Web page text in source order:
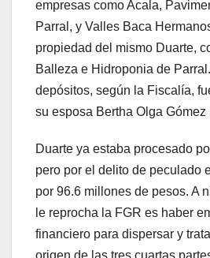
empresas como Acala,
Parral, y Valles Baca
propiedad del mismo Duarte,
Balleza e Hidroponia de
depósitos, según la Fiscalía,
su esposa Bertha Olga Gómez
Duarte ya estaba procesado
pero por el delito de peculado
por 96.6 millones de pesos. A
le reprocha la FGR es haber
financiero para dispersar y